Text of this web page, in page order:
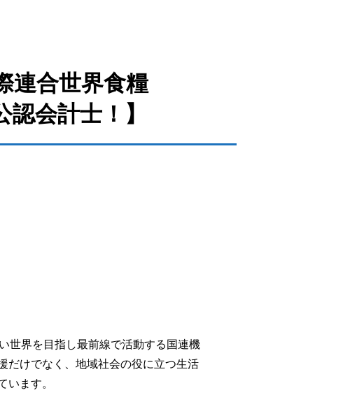
連合世界食糧
会計士！】
世界を目指し最前線で活動する国連機
だけでなく、地域社会の役に立つ生活
います。